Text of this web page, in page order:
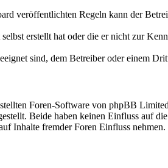
veröffentlichten Regeln kann der
erstellt hat oder die er nicht zur
sind, dem Betreiber oder einem
Foren-Software von phpBB
Beide haben keinen Einfluss auf
Inhalte fremder Foren Einfluss nehmen.